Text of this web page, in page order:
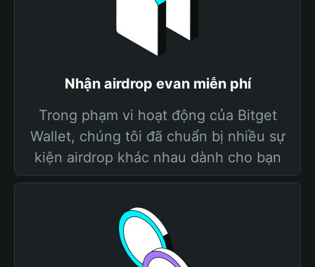
Nhận airdrop evan miễn phí
Trong phạm vi hoạt động của Bitget
Wallet, chúng tôi đã chuẩn bị nhiều sự
kiện airdrop khác nhau dành cho bạn